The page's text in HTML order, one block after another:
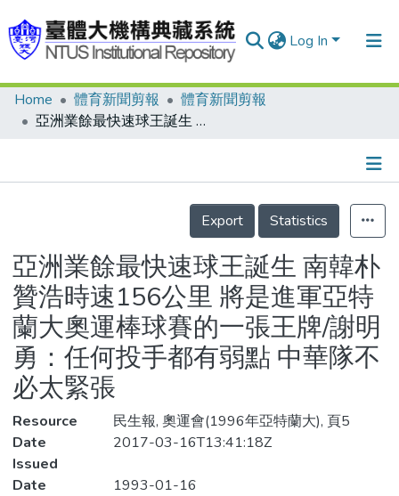
Log In
Communities & Collections
Statistics
Home 體育新聞剪報
體育新聞剪報
亞洲業餘最快速球王誕生 南韓朴贊浩時速156公里 將是進軍亞特蘭大奧運棒球賽的一張王牌/謝明勇：任何投手都有弱點 中華隊不必太緊張
Details
Export
Statistics
亞洲業餘最快速球王誕生 南韓朴
贊浩時速156公里 將是進軍亞特
蘭大奧運棒球賽的一張王牌/謝明
勇：任何投手都有弱點 中華隊不
必太緊張
Resource
民生報, 奧運會(1996年亞特蘭大), 頁5
Date
Issued
2017-03-16T13:41:18Z
Date
1993-01-16